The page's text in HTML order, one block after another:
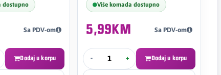
dostupno
Sa PDV-om
Dodaj u korpu
Više komada dostupno
5,99KM Sa PDV-om
- + Dodaj u korpu